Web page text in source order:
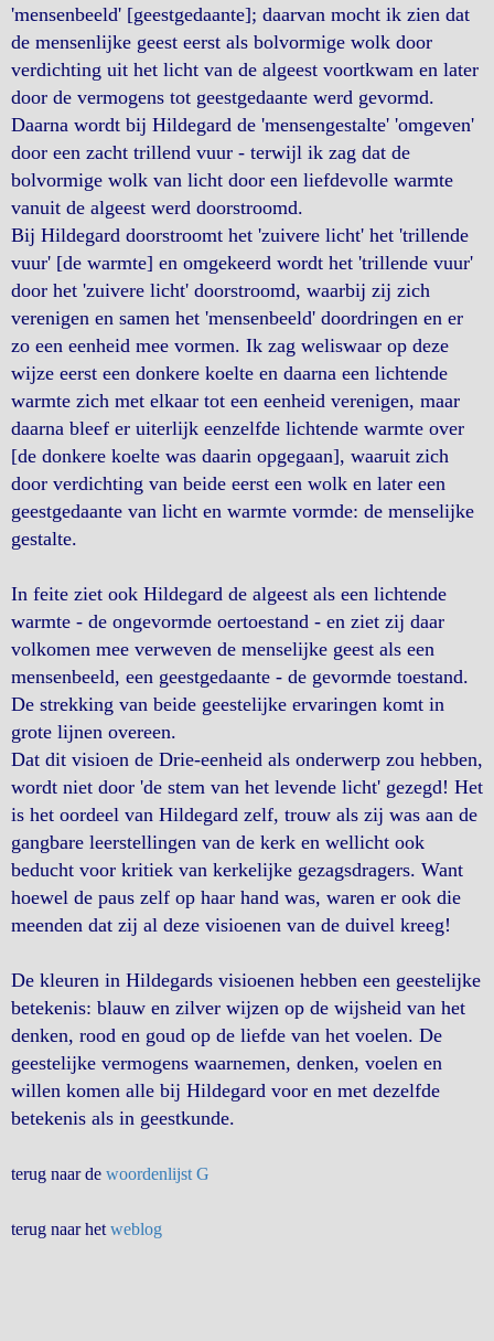
'mensenbeeld' [geestgedaante]; daarvan mocht ik zien dat
de mensenlijke geest eerst als bolvormige wolk door
verdichting uit het licht van de algeest voortkwam en later
door de vermogens tot geestgedaante werd gevormd.
Daarna wordt bij Hildegard de 'mensengestalte' 'omgeven'
door een zacht trillend vuur - terwijl ik zag dat de
bolvormige wolk van licht door een liefdevolle warmte
vanuit de algeest werd doorstroomd.
Bij Hildegard doorstroomt het 'zuivere licht' het 'trillende
vuur' [de warmte] en omgekeerd wordt het 'trillende vuur'
door het 'zuivere licht' doorstroomd, waarbij zij zich
verenigen en samen het 'mensenbeeld' doordringen en er
zo een eenheid mee vormen. Ik zag weliswaar op deze
wijze eerst een donkere koelte en daarna een lichtende
warmte zich met elkaar tot een eenheid verenigen, maar
daarna bleef er uiterlijk eenzelfde lichtende warmte over
[de donkere koelte was daarin opgegaan], waaruit zich
door verdichting van beide eerst een wolk en later een
geestgedaante van licht en warmte vormde: de menselijke
gestalte.
In feite ziet ook Hildegard de algeest als een lichtende
warmte - de ongevormde oertoestand - en ziet zij daar
volkomen mee verweven de menselijke geest als een
mensenbeeld, een geestgedaante - de gevormde toestand.
De strekking van beide geestelijke ervaringen komt in
grote lijnen overeen.
Dat dit visioen de Drie-eenheid als onderwerp zou hebben,
wordt niet door 'de stem van het levende licht' gezegd! Het
is het oordeel van Hildegard zelf, trouw als zij was aan de
gangbare leerstellingen van de kerk en wellicht ook
beducht voor kritiek van kerkelijke gezagsdragers. Want
hoewel de paus zelf op haar hand was, waren er ook die
meenden dat zij al deze visioenen van de duivel kreeg!
De kleuren in Hildegards visioenen hebben een geestelijke
betekenis: blauw en zilver wijzen op de wijsheid van het
denken, rood en goud op de liefde van het voelen. De
geestelijke vermogens waarnemen, denken, voelen en
willen komen alle bij Hildegard voor en met dezelfde
betekenis als in geestkunde.
terug naar de woordenlijst G
terug naar het weblog